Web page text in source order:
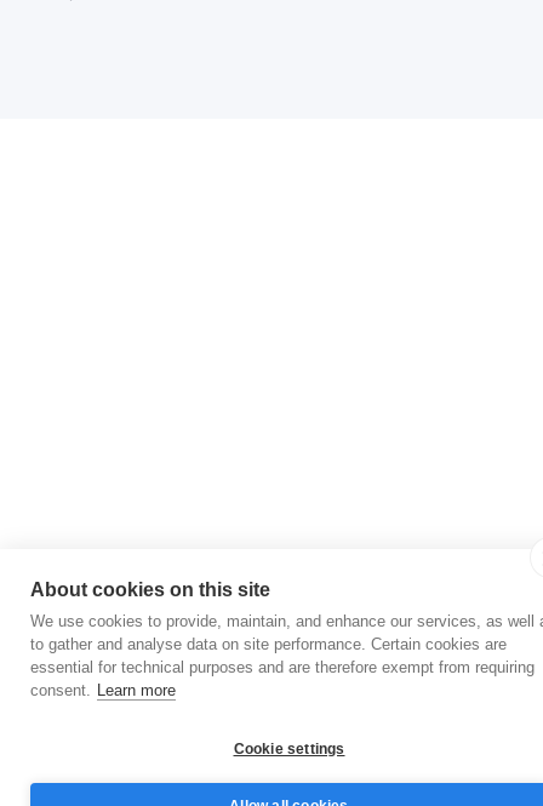
About cookies on this site
We use cookies to provide, maintain, and enhance our services, as well
to gather and analyse data on site performance. Certain cookies are
essential for technical purposes and are therefore exempt from requiring
consent. Learn more
Cookie settings